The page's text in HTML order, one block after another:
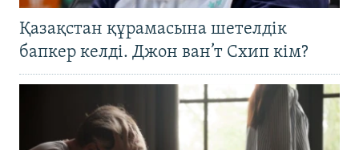
Қазақстан құрамасына шетелдік
бапкер келді. Джон ван’т Схип кім?